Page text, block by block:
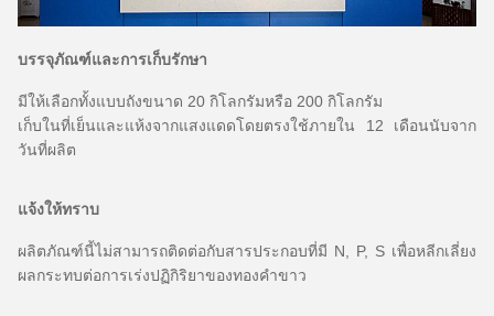
บรรจุภัณฑ์และการเก็บรักษา
มีให้เลือกทั้งแบบถังขนาด 20 กิโลกรัมหรือ 200 กิโลกรัม
เก็บในที่เย็นและแห้งจากแสงแดดโดยตรงใช้ภายใน 12 เดือนนับจาก
วันที่ผลิต
แจ้งให้ทราบ
ผลิตภัณฑ์นี้ไม่สามารถติดต่อกับสารประกอบที่มี N, P, S เพื่อหลีกเลี่ยง
ผลกระทบต่อการเร่งปฏิกิริยาของทองคำขาว